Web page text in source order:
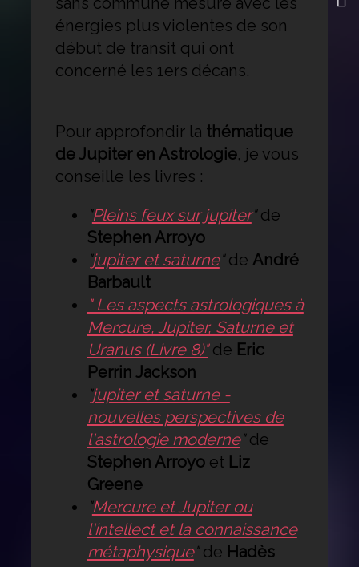
énergies plus violentes de son
début de transit qui ont
concerné les 1ers décans.
Pour approfondir la thématique
de Jupiter en Astrologie, je vous
conseille les livres :
"Pleins feux sur jupiter"de
Stephen Arroyo
"jupiter et saturne"de André
Barbault
" Les aspects astrologiques à
Mercure, Jupiter, Saturne et
Uranus (Livre 8)"de Eric
Perrin Jackson
"jupiter et saturne -
nouvelles perspectives de
l'astrologie moderne"de
Stephen Arroyoet Liz
Greene
"Mercure et Jupiter ou
l'intellect et la connaissance
métaphysique"de Hadès